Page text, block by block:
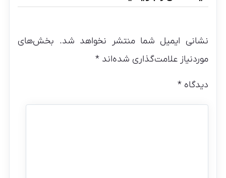
نشانی ایمیل شما منتشر نخواهد شد. بخش‌های
موردنیاز علامت‌گذاری شده‌اند*
دیدگاه*